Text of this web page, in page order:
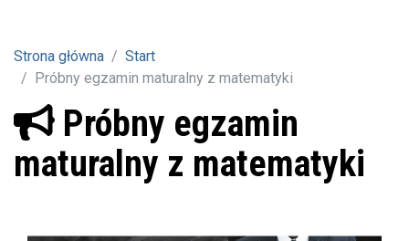
Strona główna
Start
Próbny egzamin maturalny z matematyki
Próbny egzamin
maturalny z matematyki